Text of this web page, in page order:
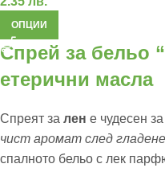
ОПЦИИ
Спрей за бельо
етерични масла
Спреят за лен е чудесен
чист аромат след гладене
спалното бельо с лек